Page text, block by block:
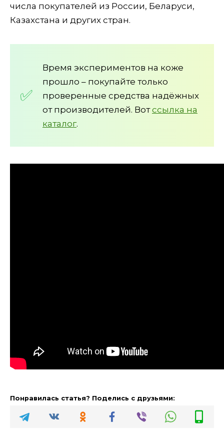
числа покупателей из России, Беларуси,
Казахстана и других стран.
Время экспериментов на коже
прошло – покупайте только
проверенные средства надёжных
от производителей. Вотссылка на
каталог.
Понравилась статья? Поделись с друзьями: